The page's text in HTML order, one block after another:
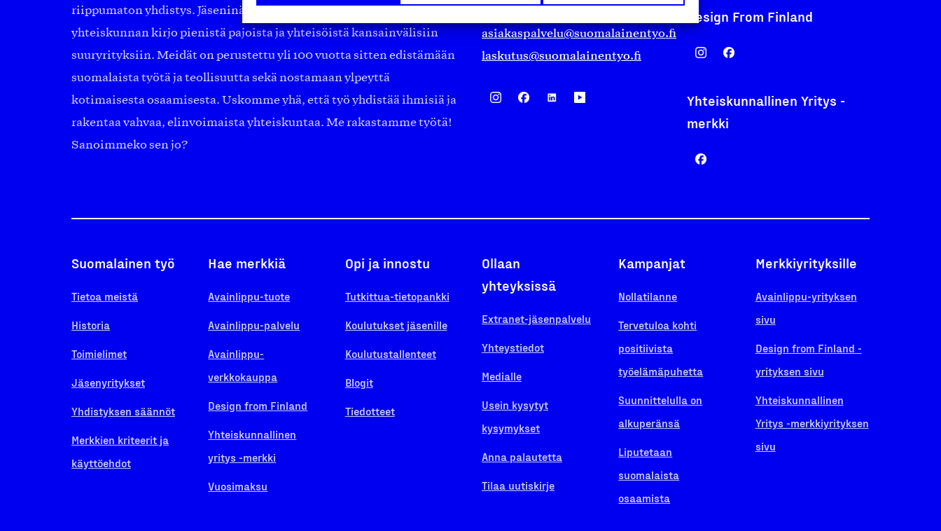
riippumaton yhdistys. Jäseninämme on koko suomalaisen
yhteiskunnan kirjo pienistä pajoista ja yhteisöistä kansainvälisiin
suuryrityksiin. Meidät on perustettu yli 100 vuotta sitten edistämään
suomalaista työtä ja teollisuutta sekä nostamaan ylpeyttä
kotimaisesta osaamisesta. Uskomme yhä, että työ yhdistää ihmisiä ja
rakentaa vahvaa, elinvoimaista yhteiskuntaa. Me rakastamme työtä!
Sanoimmeko sen jo?
asiakaspalvelu@suomalainentyo.fi
laskutus@suomalainentyo.fi
Design From Finland
Yhteiskunnallinen Yritys -
merkki
Suomalainen työ
Tietoa meistä
Historia
Toimielimet
Jäsenyritykset
Yhdistyksen säännöt
Merkkien kriteerit ja
käyttöehdot
Hae merkkiä
Avainlippu-tuote
Avainlippu-palvelu
Avainlippu-
verkkokauppa
Design from Finland
Yhteiskunnallinen
yritys -merkki
Vuosimaksu
Opi ja innostu
Tutkittua-tietopankki
Koulutukset jäsenille
Koulutustallenteet
Blogit
Tiedotteet
Ollaan
yhteyksissä
Extranet-jäsenpalvelu
Yhteystiedot
Medialle
Usein kysytyt
kysymykset
Anna palautetta
Tilaa uutiskirje
Kampanjat
Nollatilanne
Tervetuloa kohti
positiivista
työelämäpuhetta
Suunnittelulla on
alkuperänsä
Liputetaan
suomalaista
osaamista
Merkkiyrityksille
Avainlippu-yrityksen
sivu
Design from Finland -
yrityksen sivu
Yhteiskunnallinen
Yritys -merkkiyrityksen
sivu